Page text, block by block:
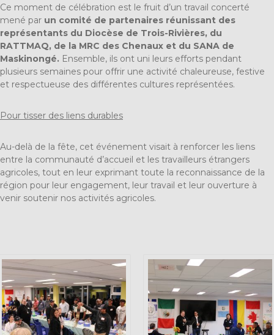
Ce moment de célébration est le fruit d’un travail concerté
mené par un comité de partenaires réunissant des
représentants du Diocèse de Trois-Rivières, du
RATTMAQ, de la MRC des Chenaux et du SANA de
Maskinongé. Ensemble, ils ont uni leurs efforts pendant
plusieurs semaines pour offrir une activité chaleureuse, festive
et respectueuse des différentes cultures représentées.
Pour tisser des liens durables
Au-delà de la fête, cet événement visait à renforcer les liens
entre la communauté d’accueil et les travailleurs étrangers
agricoles, tout en leur exprimant toute la reconnaissance de la
région pour leur engagement, leur travail et leur ouverture à
venir soutenir nos activités agricoles.